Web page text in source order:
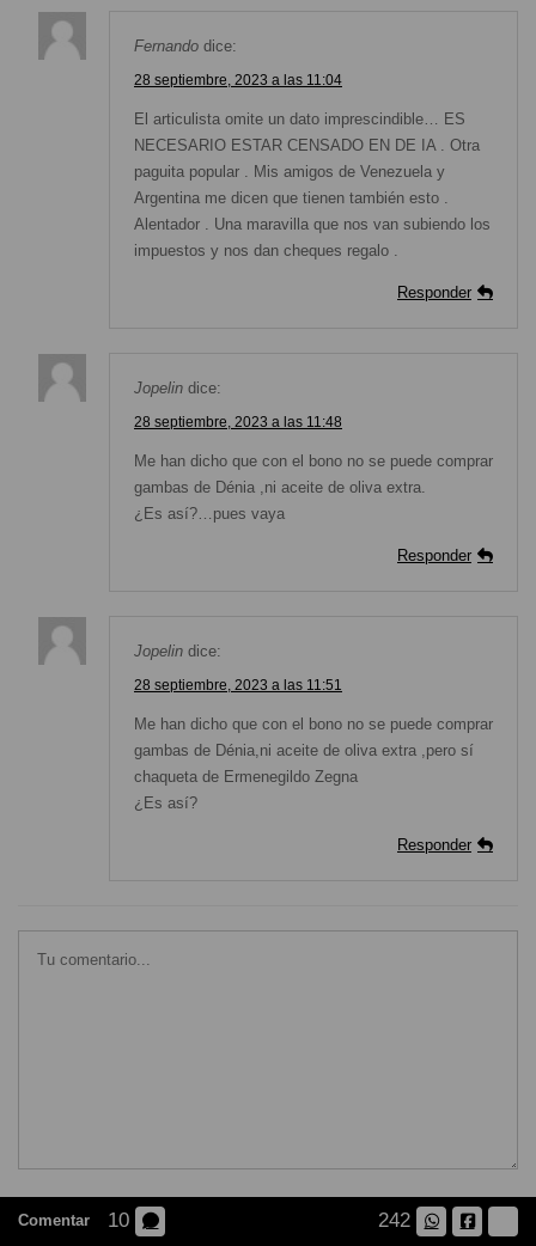
Fernando dice:
28 septiembre, 2023 a las 11:04
El articulista omite un dato imprescindible… ES
NECESARIO ESTAR CENSADO EN DE IA . Otra
paguita popular . Mis amigos de Venezuela y
Argentina me dicen que tienen también esto .
Alentador . Una maravilla que nos van subiendo los
impuestos y nos dan cheques regalo .
Responder
Jopelin dice:
28 septiembre, 2023 a las 11:48
Me han dicho que con el bono no se puede comprar
gambas de Dénia ,ni aceite de oliva extra.
¿Es así?…pues vaya
Responder
Jopelin dice:
28 septiembre, 2023 a las 11:51
Me han dicho que con el bono no se puede comprar
gambas de Dénia,ni aceite de oliva extra ,pero sí
chaqueta de Ermenegildo Zegna
¿Es así?
Responder
Comentar 10 242